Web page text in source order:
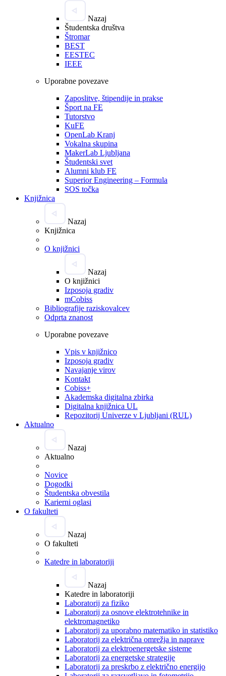
Nazaj
Študentska društva
Štromar
BEST
EESTEC
IEEE
Uporabne povezave
Zaposlitve, štipendije in prakse
Šport na FE
Tutorstvo
KuFE
OpenLab Kranj
Vokalna skupina
MakerLab Ljubljana
Študentski svet
Alumni klub FE
Superior Engineering – Formula
SOS točka
Knjižnica
Nazaj
Knjižnica
O knjižnici
Nazaj
O knjižnici
Izposoja gradiv
mCobiss
Bibliografije raziskovalcev
Odprta znanost
Uporabne povezave
Vpis v knjižnico
Izposoja gradiv
Navajanje virov
Kontakt
Cobiss+
Akademska digitalna zbirka
Digitalna knjižnica UL
Repozitorij Univerze v Ljubljani (RUL)
Aktualno
Nazaj
Aktualno
Novice
Dogodki
Študentska obvestila
Karierni oglasi
O fakulteti
Nazaj
O fakulteti
Katedre in laboratoriji
Nazaj
Katedre in laboratoriji
Laboratorij za fiziko
Laboratorij za osnove elektrotehnike in
elektromagnetiko
Laboratorij za uporabno matematiko in statistiko
Laboratorij za električna omrežja in naprave
Laboratorij za elektroenergetske sisteme
Laboratorij za energetske strategije
Laboratorij za preskrbo z električno energijo